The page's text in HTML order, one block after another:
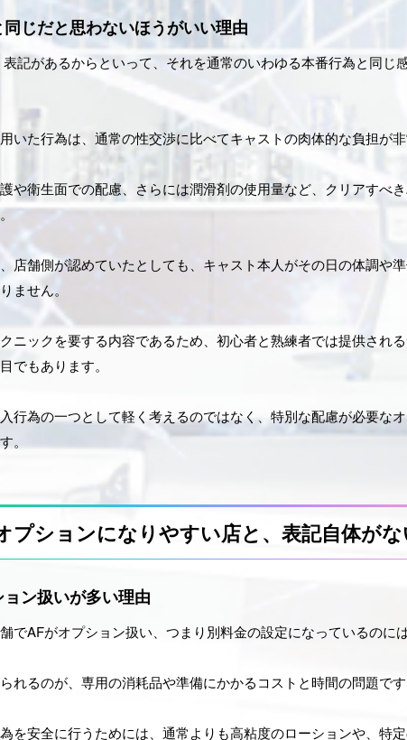
じだと思わないほうがいい理由
記があるからといって、それを通常のいわゆる本番行為と同じ
いた行為は、通常の性交渉に比べてキャストの肉体的な負担が
や衛生面での配慮、さらには潤滑剤の使用量など、クリアすべ
店舗側が認めていたとしても、キャスト本人がその日の体調や
ません。
ニックを要する内容であるため、初心者と熟練者では提供され
でもあります。
行為の一つとして軽く考えるのではなく、特別な配慮が必要な
。
プションになりやすい店と、表記自体が
ン扱いが多い理由
でAFがオプション扱い、つまり別料金の設定になっているのに
れるのが、専用の消耗品や準備にかかるコストと時間の問題です
を安全に行うためには、通常よりも高粘度のローションや、特